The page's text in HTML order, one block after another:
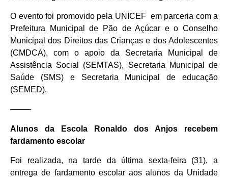
O evento foi promovido pela UNICEF em parceria com a
Prefeitura Municipal de Pão de Açúcar e o Conselho
Municipal dos Direitos das Crianças e dos Adolescentes
(CMDCA), com o apoio da Secretaria Municipal de
Assistência Social (SEMTAS), Secretaria Municipal de
Saúde (SMS) e Secretaria Municipal de educação
(SEMED).
——–
Alunos da Escola Ronaldo dos Anjos recebem
fardamento escolar
Foi realizada, na tarde da última sexta-feira (31), a
entrega de fardamento escolar aos alunos da Unidade